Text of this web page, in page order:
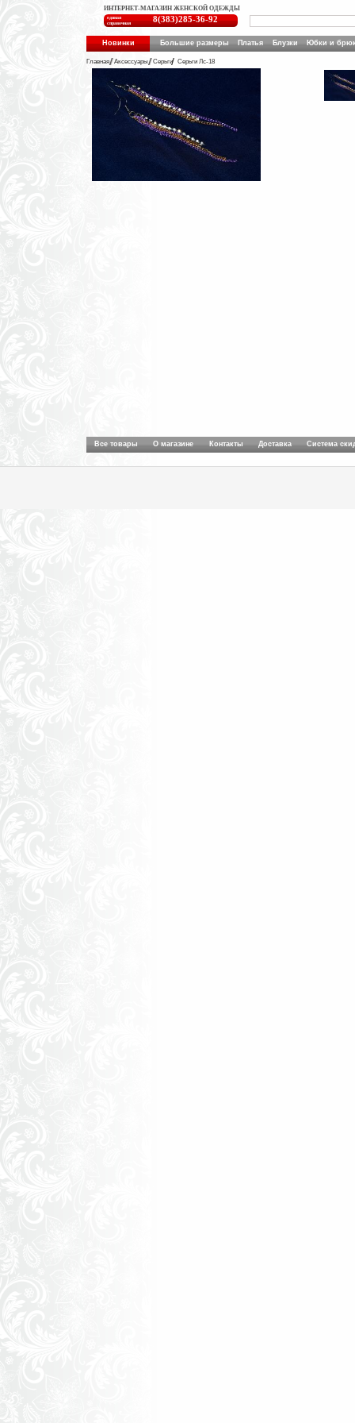
ИНТЕРНЕТ-МАГАЗИН ЖЕНСКОЙ ОДЕЖДЫ
единая
справочная
8(383)285-36-92
Новинки Большие размеры Платья Блузки Юбки и
Главная Аксессуары Серьги Серьги Лс-18
Все товары О магазине Контакты Доставка Система